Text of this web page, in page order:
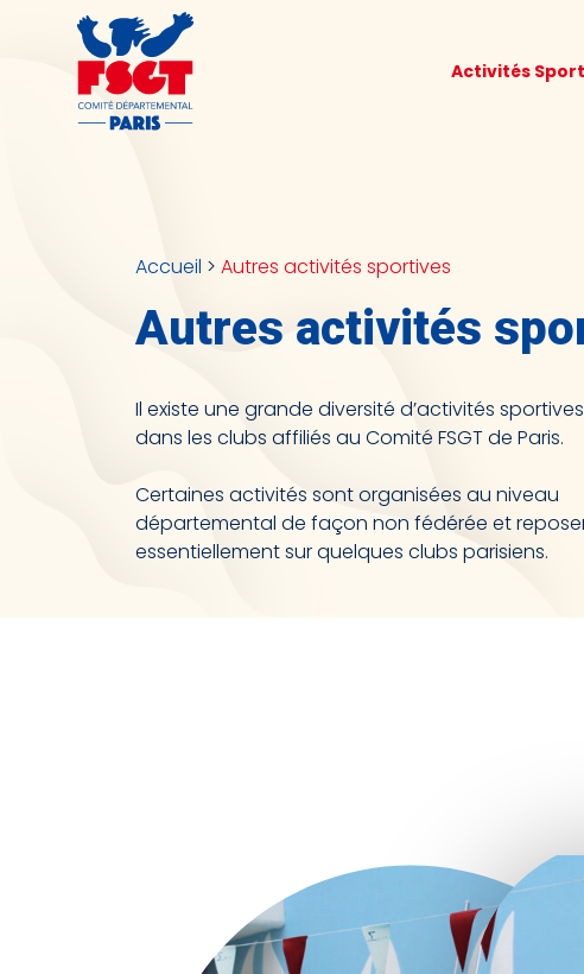
Activités
Accueil > Autres activités sportives
Autres activités
Il existe une grande diversité d’activités
dans les clubs affiliés au Comité FSGT de Paris.
Certaines activités sont organisées au niveau
départemental de façon non fédérée et
essentiellement sur quelques clubs parisiens.